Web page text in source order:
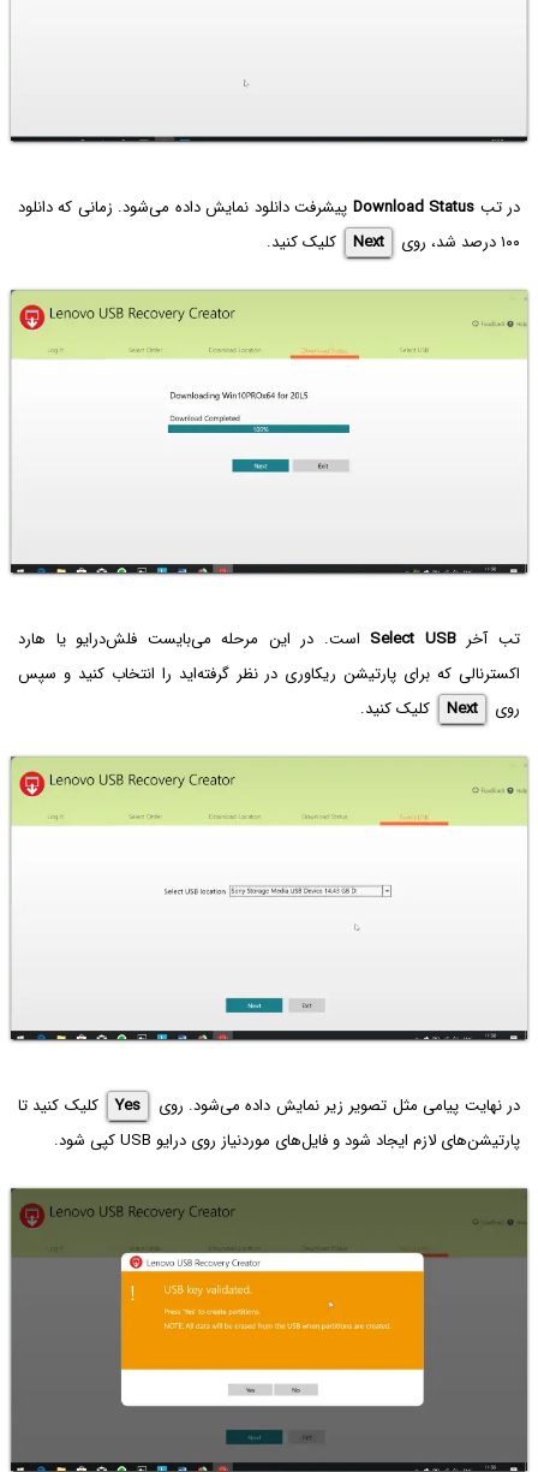
در تب Download Status پیشرفت دانلود نمایش داده می‌شود. زمانی که دانلود
۱۰۰ درصد شد، روی
Next کلیک کنید.
تب آخرSelect USB است. در این مرحله می‌بایست فلش‌درایو یا هارد
اکسترنالی که برای پارتیشن ریکاوری در نظر گرفته‌اید را انتخاب کنید و سپس
روی
Next کلیک کنید.
در نهایت پیامی مثل تصویر زیر نمایش داده می‌شود. روی Yes
کلیک کنید تا
پارتیشن‌های لازم ایجاد شود و فایل‌های موردنیاز روی درایو USB کپی شود.